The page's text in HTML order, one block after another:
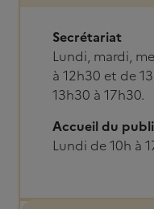
Secrétariat
Lundi, mardi,
à 12h30 et de
13h30 à 17h30.
Accueil du
Lundi de 10h à